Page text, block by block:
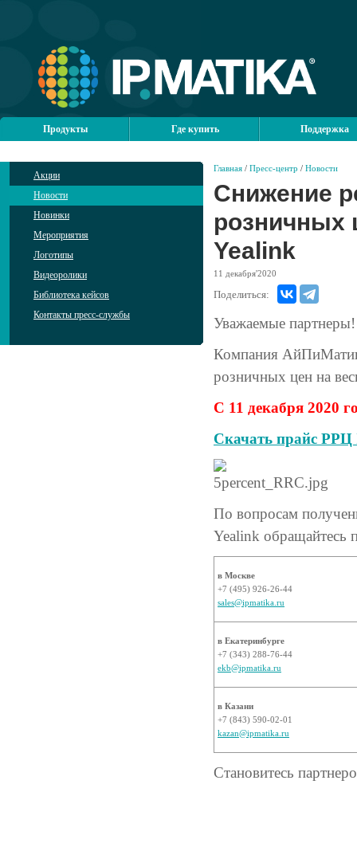
Продукты Где купить Поддержка
Акции
Новости
Новинки
Мероприятия
Логотипы
Видеоролики
Библиотека кейсов
Контакты пресс-службы
Главная / Пресс-центр / Новости
Снижение
розничных
Yealink
11 декабря'2020
Поделиться:
Уважаемые партнеры!
Компания
розничных цен на
С 11 декабря 2020
Скачать прайс РРЦ
По вопросам
Yealink обращайтесь
в Москве
+7 (495) 926-26-44
sales@ipmatika.ru
в Екатеринбурге
+7 (343) 288-76-44
ekb@ipmatika.ru
в Казани
+7 (843) 590-02-01
kazan@ipmatika.ru
Становитесь